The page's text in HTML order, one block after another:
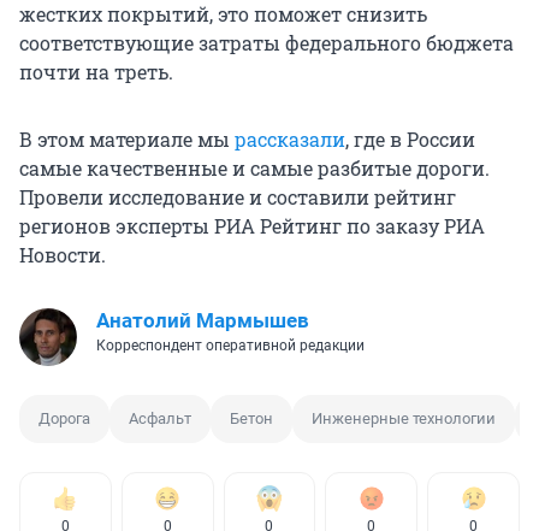
жестких покрытий, это поможет снизить
соответствующие затраты федерального бюджета
почти на треть.
В этом материале мы рассказали, где в России
самые качественные и самые разбитые дороги.
Провели исследование и составили рейтинг
регионов эксперты РИА Рейтинг по заказу РИА
Новости.
Анатолий Мармышев
Корреспондент оперативной редакции
Дорога Асфальт Бетон Инженерные технологии
0 0 0 0 0